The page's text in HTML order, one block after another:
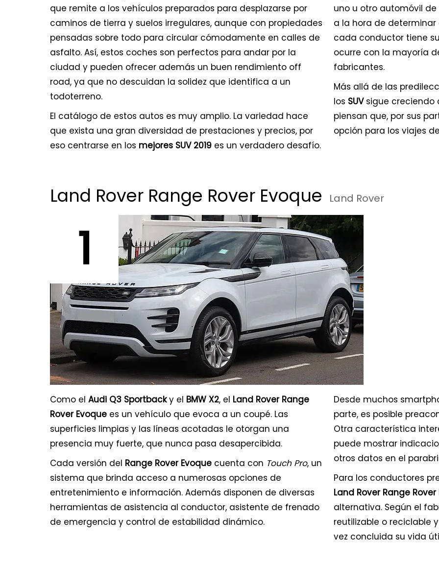
que remite a los vehículos preparados para desplazarse por
caminos de tierra y suelos irregulares, aunque con propiedades
pensadas sobre todo para circular cómodamente en calles de
asfalto. Así, estos coches son perfectos para andar por la
ciudad y pueden ofrecer además un buen rendimiento off
road, ya que no descuidan la solidez que identifica a un
todoterreno.
El catálogo de estos autos es muy amplio. La variedad hace
que exista una gran diversidad de prestaciones y precios, por
eso centrarse en los mejores SUV 2019 es un verdadero desafío.
uno u otro automóvil
a la hora de determinar
cada conductor tiene
ocurre con la mayoría
fabricantes.
Más allá de las
los SUVsigue creciendo
piensan que, por sus
opción para los viajes
Land Rover Range Rover Evoque Land Rover
1
Como el Audi Q3 Sportbacky el BMW X2, el Land Rover Range
Rover Evoque es un vehículo que evoca a un coupé. Las
superficies limpias y las líneas acotadas le otorgan una
presencia muy fuerte, que nunca pasa desapercibida.
Cada versión del Range Rover Evoque cuenta con Touch Pro, un
sistema que brinda acceso a numerosas opciones de
entretenimiento e información. Además disponen de diversas
herramientas de asistencia al conductor, asistente de frenado
de emergencia y control de estabilidad dinámico.
Desde muchos
parte, es posible
Otra característica
puede mostrar
otros datos en el
Para los conductores
Land Rover Range Rover
alternativa. Según el
reutilizable o reciclable
vez concluida su vida